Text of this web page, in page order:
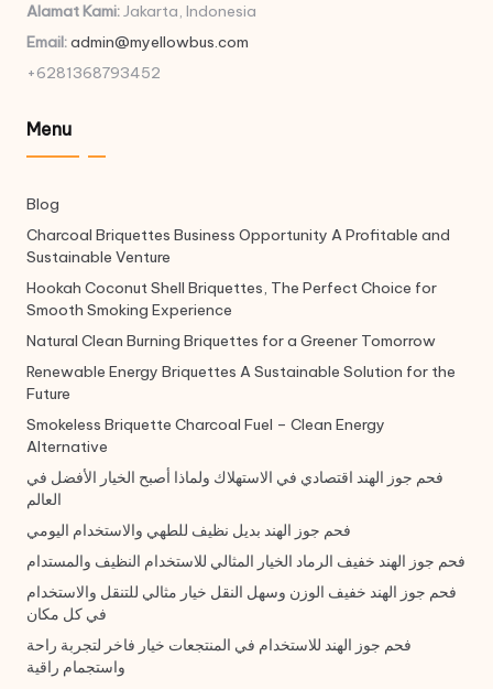
Alamat Kami:Jakarta, Indonesia
Email:admin@myellowbus.com
+6281368793452
Menu
Blog
Charcoal Briquettes Business Opportunity A Profitable and
Sustainable Venture
Hookah Coconut Shell Briquettes, The Perfect Choice for
Smooth Smoking Experience
Natural Clean Burning Briquettes for a Greener Tomorrow
Renewable Energy Briquettes A Sustainable Solution for the
Future
Smokeless Briquette Charcoal Fuel – Clean Energy
Alternative
فحم جوز الهند اقتصادي في الاستهلاك ولماذا أصبح الخيار الأفضل في
العالم
فحم جوز الهند بديل نظيف للطهي والاستخدام اليومي
فحم جوز الهند خفيف الرماد الخيار المثالي للاستخدام النظيف والمستدام
فحم جوز الهند خفيف الوزن وسهل النقل خيار مثالي للتنقل والاستخدام
في كل مكان
فحم جوز الهند للاستخدام في المنتجعات خيار فاخر لتجربة راحة
واستجمام راقية